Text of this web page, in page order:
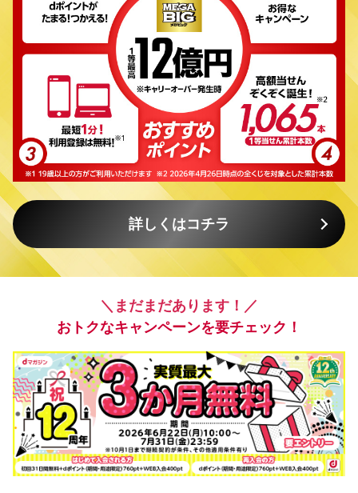
詳しくはコチラ
＼まだまだあります！／
おトクなキャンペーンを要チェック！